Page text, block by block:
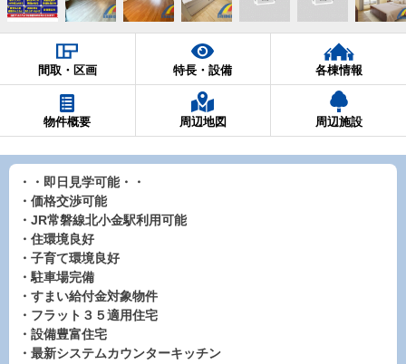
間取・区画 特長・設備 各棟情報
物件概要 周辺地図 周辺施設
・・即日見学可能・・
・価格交渉可能
・JR常磐線北小金駅利用可能
・住環境良好
・子育て環境良好
・駐車場完備
・すまい給付金対象物件
・フラット３５適用住宅
・設備豊富住宅
・最新システムカウンターキッチン